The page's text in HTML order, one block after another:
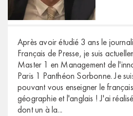
Après avoir étudié 3 ans le
Français de Presse, je suis
Master 1 en Management de
Paris 1 Panthéon Sorbonne. Je
pouvant vous enseigner le
géographie et l'anglais ! J'ai
dont un à la...